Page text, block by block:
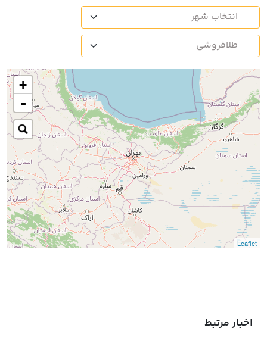
+
-
Leaflet
اخبار مرتبط